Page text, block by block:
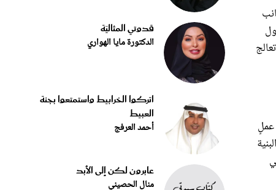
قدوتي المثاليّة
الدكتورة مايا الهواري
اتركوا الخرابيط واستمتعوا بجنة
العبيط
أحمد العرفج
عابرون لكن إلى الأبد
منال الحصيني